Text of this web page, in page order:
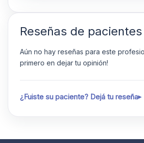
Reseñas de pacientes
Aún no hay reseñas para este
primero en dejar tu opinión!
¿Fuiste su paciente? Dejá tu reseña